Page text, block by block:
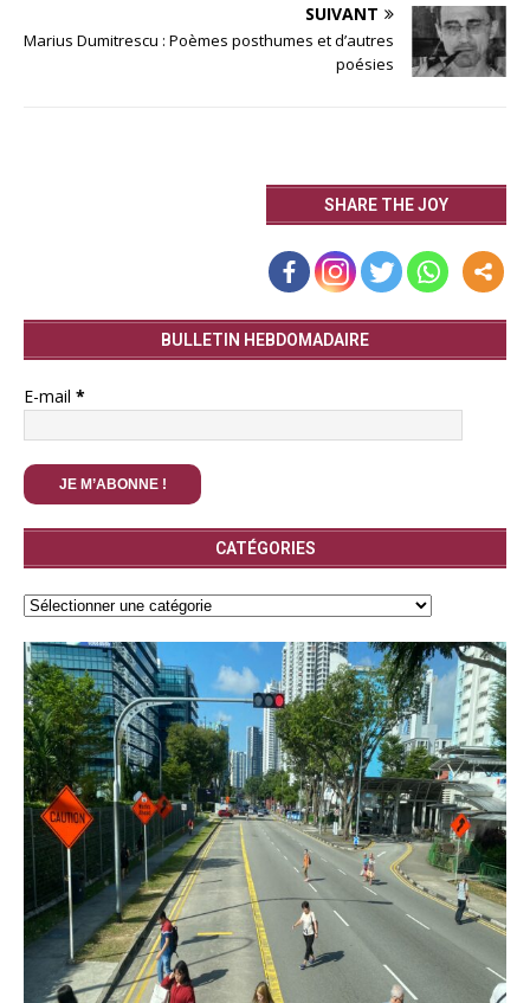
SUIVANT
Marius Dumitrescu : Poèmes posthumes et d’autres
poésies
SHARE THE JOY
BULLETIN HEBDOMADAIRE
E-mail *
CATÉGORIES